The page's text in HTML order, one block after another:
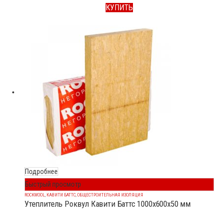
КУПИТЬ
Подробнее
Быстрый просмотр
ROCKWOOL, КАВИТИ БАТТС,ОБЩЕСТРОИТЕЛЬНАЯ ИЗОЛЯЦИЯ
Утеплитель Роквул Кавити Баттс 1000x600x50 мм